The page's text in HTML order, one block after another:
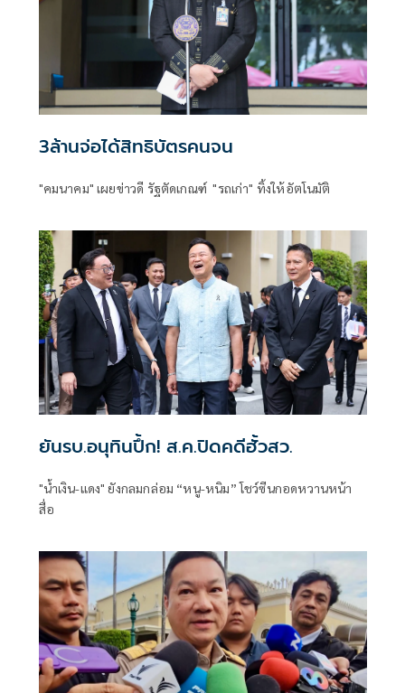
3ล้านจ่อได้สิทธิบัตรคนจน
"คมนาคม" เผยข่าวดี รัฐตัดเกณฑ์ "รถเก่า" ทิ้งให้อัตโนมัติ
ยันรบ.อนุทินปึ้ก! ส.ค.ปิดคดีฮั้วสว.
"น้ำเงิน-แดง" ยังกลมกล่อม “หนู-หนิม” โชว์ซีนกอดหวานหน้า
สื่อ